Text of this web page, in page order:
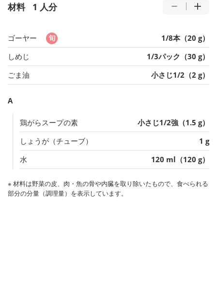
材料 1 人分
ゴーヤー
1/8本（20 g）
しめじ
1/3パック（30 g）
ごま油
小さじ1/2（2 g）
A
鶏がらスープの素
小さじ1/2強（1.5 g）
しょうが（チューブ）
1 g
水
120 ml（120 g）
※ 材料は野菜の皮、肉・魚の骨や内臓を取り除いたもので、食べられる
部分の分量（調理量）を表示しています。